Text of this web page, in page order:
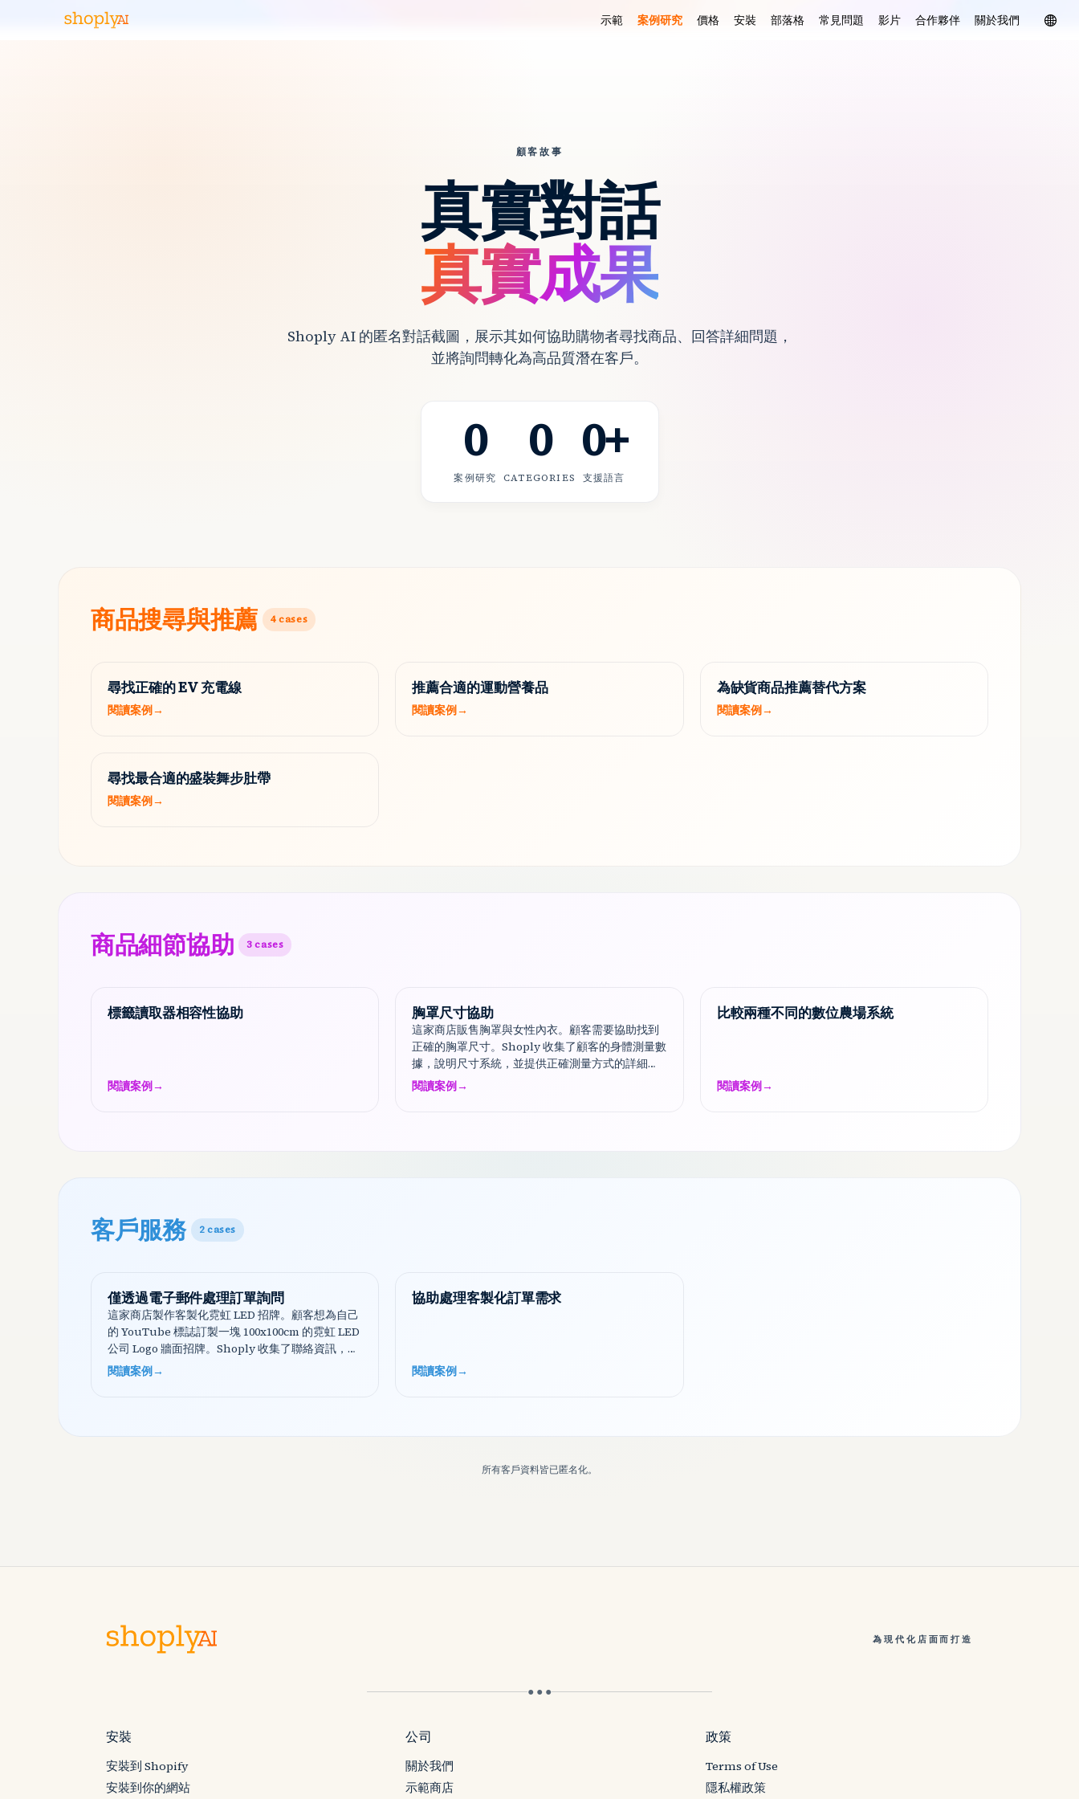
示範 案例研究 價格 安裝 部落格 常見問題 影片 合作夥伴 關於我們
顧客故事
真實對話
真實成果
Shoply AI 的匿名對話截圖，展示其如何協助購物者尋找商品、回答詳細問題，
並將詢問轉化為高品質潛在客戶。
0
案例研究
0
CATEGORIES
0+
支援語言
商品搜尋與推薦 4 cases
尋找正確的 EV 充電線
閱讀案例→
推薦合適的運動營養品
閱讀案例→
為缺貨商品推薦替代方案
閱讀案例→
尋找最合適的盛裝舞步肚帶
閱讀案例→
商品細節協助 3 cases
標籤讀取器相容性協助
閱讀案例→
胸罩尺寸協助
這家商店販售胸罩與女性內衣。顧客需要協助找到
正確的胸罩尺寸。Shoply 收集了顧客的身體測量數
據，說明尺寸系統，並提供正確測量方式的詳細指
引……
閱讀案例→
比較兩種不同的數位農場系統
閱讀案例→
客戶服務 2 cases
僅透過電子郵件處理訂單詢問
這家商店製作客製化霓虹 LED 招牌。顧客想為自己
的 YouTube 標誌訂製一塊 100x100cm 的霓虹 LED
公司 Logo 牆面招牌。Shoply 收集了聯絡資訊，釐
清具體需求，並說明後續流程……
閱讀案例→
協助處理客製化訂單需求
閱讀案例→
所有客戶資料皆已匿名化。
為現代化店面而打造
● ● ●
安裝
安裝到 Shopify
安裝到你的網站
公司
關於我們
示範商店
政策
Terms of Use
隱私權政策